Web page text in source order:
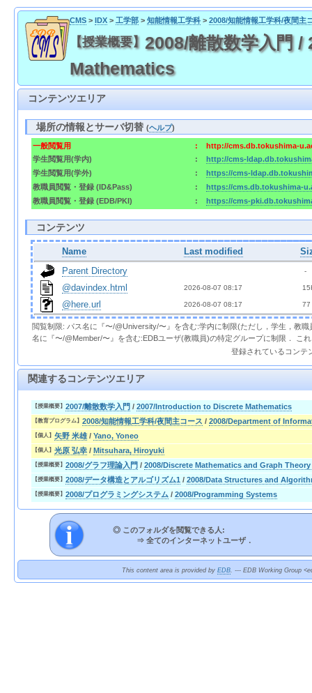
CMS> IDX> 工学部> 知能情報工学科> 2008/知能情報工学科/夜間主
【授業概要】 2008/離散数学入門
Mathematics
コンテンツエリア
場所の情報とサーバ切替(ヘルプ)
一般閲覧用 :
http://cms.db.tokushima-
学生閲覧用(学内)
:
http://cms-
学生閲覧用(学外)
:
https://cms-
教職員閲覧・登録 (ID&Pass)
:
https://cms.db.tokushima-
教職員閲覧・登録 (EDB/PKI)
: https://cms-
コンテンツ
Name Last modified
Parent Directory
  -
@davindex.html 2026-08-07 08:17
@here.url 2026-08-07 08:17 77
閲覧制限: パス名に『〜/@University/〜』を含む:学内に制限(ただし，学生，教
名に『〜/@Member/〜』を含む:EDBユーザ(教職員)の特定グループに制限． こ
登録されているコンテ
関連するコンテンツエリア
【授業概要】 2007/離散数学入門 / 2007/Introduction to Discrete Mathematics
【教育プログラム】 2008/知能情報工学科/夜間主コース / 2008/Department of
【個人】 矢野 米雄/ Yano, Yoneo
【個人】 光原 弘幸 / Mitsuhara, Hiroyuki
【授業概要】 2008/グラフ理論入門 / 2008/Discrete Mathematics and Graph Theory
【授業概要】 2008/データ構造とアルゴリズム1 / 2008/Data Structures and
【授業概要】 2008/プログラミングシステム / 2008/Programming Systems
◎ このフォルダを閲覧できる人:
⇒ 全てのインターネットユーザ．
This content area is provided by EDB. --- EDB Working Group